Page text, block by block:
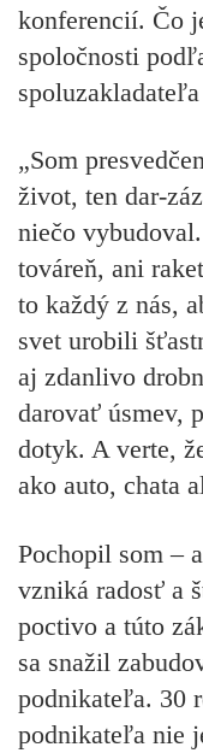
konferencií. Čo
spoločnosti
„Som
život, ten dar-
niečo
továreň, ani
to každý z nás,
svet urobili
aj zdanlivo
darovať úsmev,
dotyk. A verte,
ako auto, chata
Pochopil som –
vzniká radosť a
poctivo a túto
sa snažil
podnikateľa. 30
podnikateľa nie